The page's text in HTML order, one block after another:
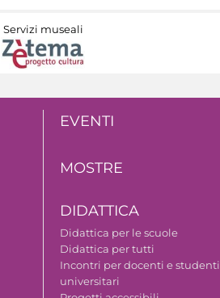
Servizi museali
EVENTI
MOSTRE
DIDATTICA
Didattica per le scuole
Didattica per tutti
Incontri per docenti e studenti
universitari